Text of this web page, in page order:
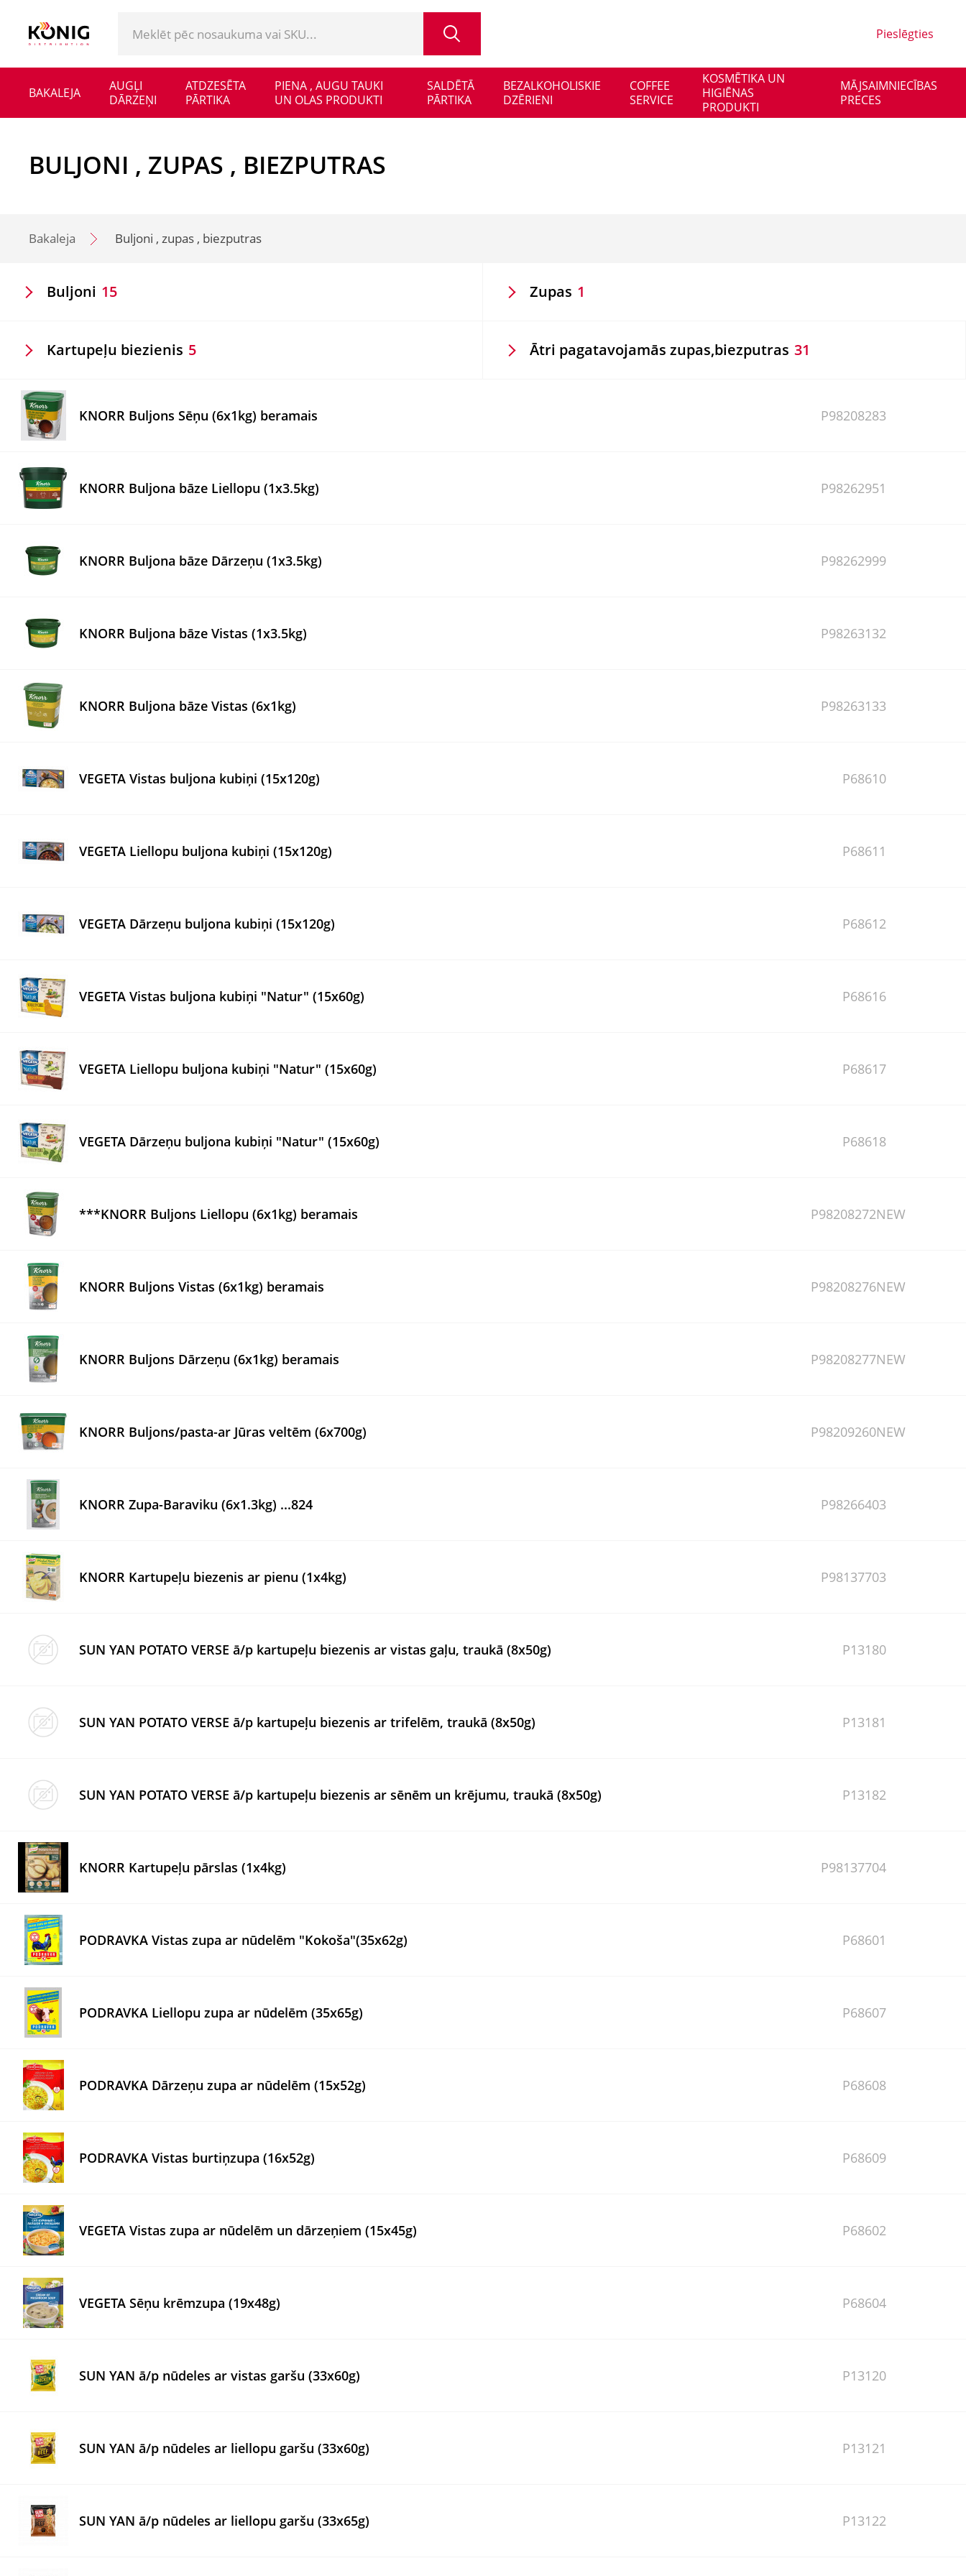
Pieslēgties
BAKALEJA
AUGĻI
DĀRZEŅI
ATDZESĒTA
PĀRTIKA
PIENA , AUGU TAUKI
UN OLAS PRODUKTI
SALDĒTĀ
PĀRTIKA
BEZALKOHOLISKIE
DZĒRIENI
COFFEE
SERVICE
KOSMĒTIKA UN
HIGIĒNAS
PRODUKTI
MĀJSAIMNIECĪBAS
PRECES
BULJONI , ZUPAS , BIEZPUTRAS
Bakaleja Buljoni , zupas , biezputras
Buljoni 15 Zupas 1
Kartupeļu biezienis 5 Ātri pagatavojamās zupas,biezputras 31
KNORR Buljons Sēņu (6x1kg) beramais P98208283
KNORR Buljona bāze Liellopu (1x3.5kg) P98262951
KNORR Buljona bāze Dārzeņu (1x3.5kg) P98262999
KNORR Buljona bāze Vistas (1x3.5kg) P98263132
KNORR Buljona bāze Vistas (6x1kg) P98263133
VEGETA Vistas buljona kubiņi (15x120g) P68610
VEGETA Liellopu buljona kubiņi (15x120g) P68611
VEGETA Dārzeņu buljona kubiņi (15x120g) P68612
VEGETA Vistas buljona kubiņi "Natur" (15x60g) P68616
VEGETA Liellopu buljona kubiņi "Natur" (15x60g) P68617
VEGETA Dārzeņu buljona kubiņi "Natur" (15x60g) P68618
***KNORR Buljons Liellopu (6x1kg) beramais P98208272NEW
KNORR Buljons Vistas (6x1kg) beramais P98208276NEW
KNORR Buljons Dārzeņu (6x1kg) beramais P98208277NEW
KNORR Buljons/pasta-ar Jūras veltēm (6x700g) P98209260NEW
KNORR Zupa-Baraviku (6x1.3kg) ...824 P98266403
KNORR Kartupeļu biezenis ar pienu (1x4kg) P98137703
SUN YAN POTATO VERSE ā/p kartupeļu biezenis ar vistas gaļu, traukā (8x50g) P13180
SUN YAN POTATO VERSE ā/p kartupeļu biezenis ar trifelēm, traukā (8x50g) P13181
SUN YAN POTATO VERSE ā/p kartupeļu biezenis ar sēnēm un krējumu, traukā (8x50g) P13182
KNORR Kartupeļu pārslas (1x4kg) P98137704
PODRAVKA Vistas zupa ar nūdelēm "Kokoša"(35x62g) P68601
PODRAVKA Liellopu zupa ar nūdelēm (35x65g) P68607
PODRAVKA Dārzeņu zupa ar nūdelēm (15x52g) P68608
PODRAVKA Vistas burtiņzupa (16x52g) P68609
VEGETA Vistas zupa ar nūdelēm un dārzeņiem (15x45g) P68602
VEGETA Sēņu krēmzupa (19x48g) P68604
SUN YAN ā/p nūdeles ar vistas garšu (33x60g) P13120
SUN YAN ā/p nūdeles ar liellopu garšu (33x60g) P13121
SUN YAN ā/p nūdeles ar liellopu garšu (33x65g) P13122